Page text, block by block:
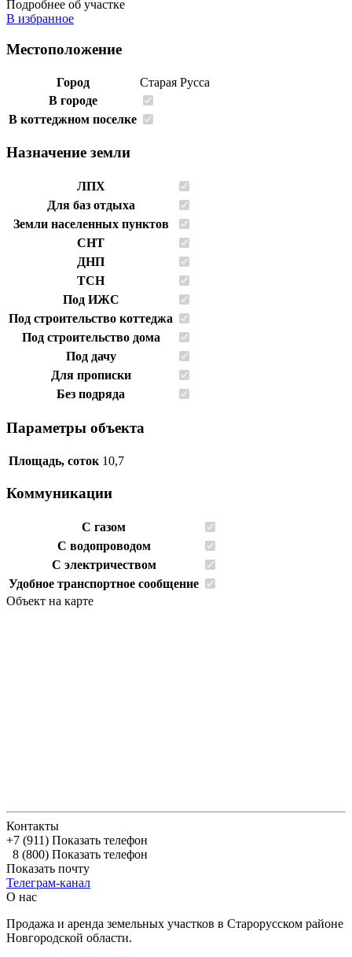
Подробнее об участке
В избранное
Местоположение
Город
Старая Русса
В городе
В коттеджном поселке
Назначение земли
ЛПХ
Для баз отдыха
Земли населенных пунктов
СНТ
ДНП
ТСН
Под ИЖС
Под строительство коттеджа
Под строительство дома
Под дачу
Для прописки
Без подряда
Параметры объекта
Площадь, соток 10,7
Коммуникации
С газом
C водопроводом
С электричеством
Удобное транспортное сообщение
Объект на карте
Контакты
+7 (911) Показать телефон
8 (800) Показать телефон
Показать почту
Телеграм-канал
О нас
Продажа и аренда земельных участков в Старорусском районе
Новгородской области.